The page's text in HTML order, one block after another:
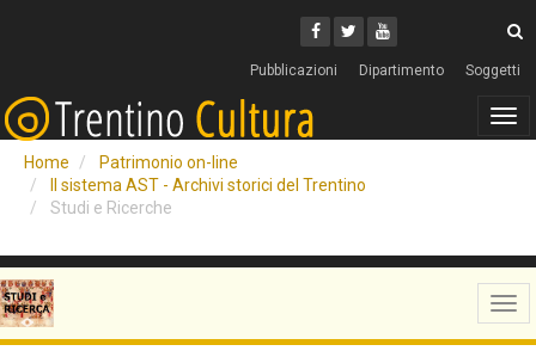
Facebook
Twitter
Youtube
Pubblicazioni Dipartimento Soggetti
Home
Patrimonio on-line
Il sistema AST - Archivi storici del Trentino
Studi e Ricerche